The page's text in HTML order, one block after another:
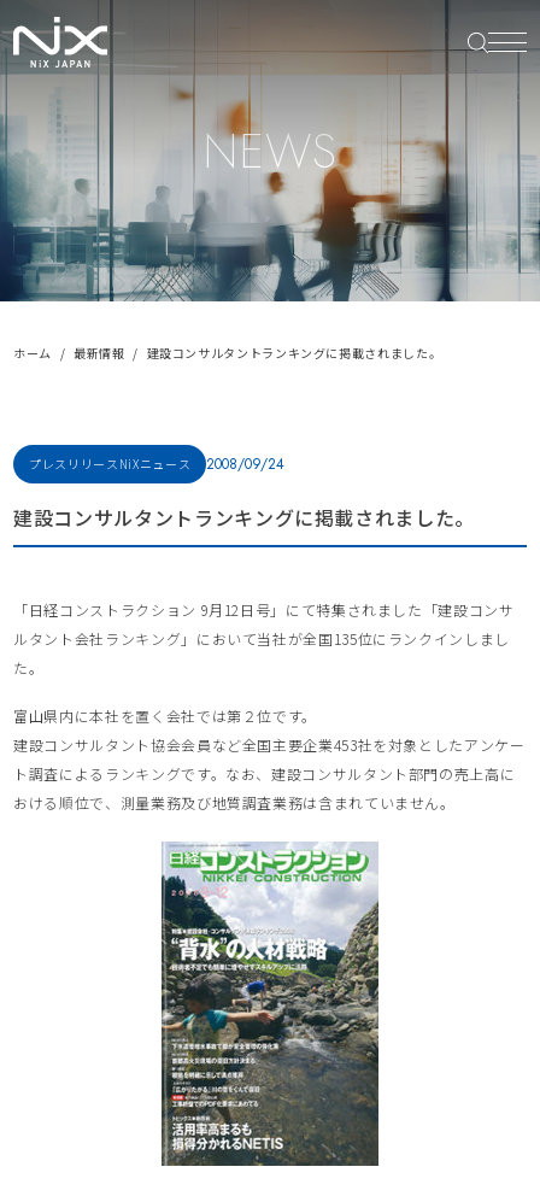
NEWS
ホーム 最新情報 建設コンサルタントランキングに掲載されました。
プレスリリース NiXニュース 2008/09/24
建設コンサルタントランキングに掲載されました。
「日経コンストラクション 9月12日号」にて特集されました「建設コンサ
ルタント会社ランキング」において当社が全国135位にランクインしまし
た。
富山県内に本社を置く会社では第２位です。
建設コンサルタント協会会員など全国主要企業453社を対象としたアンケー
ト調査によるランキングです。なお、建設コンサルタント部門の売上高に
おける順位で、測量業務及び地質調査業務は含まれていません。